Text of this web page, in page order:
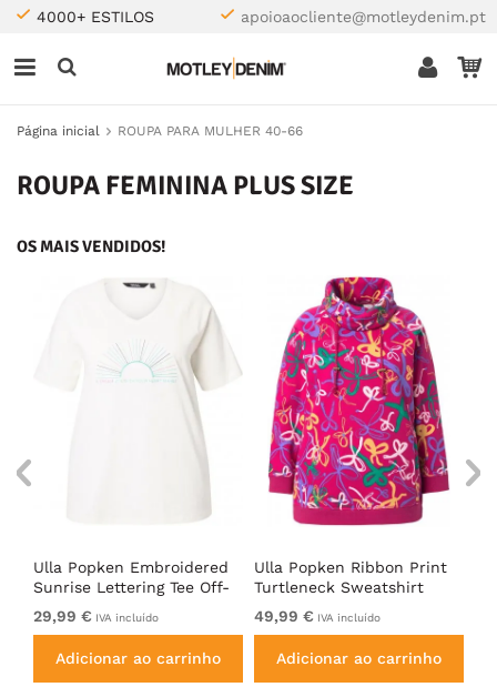
4000+ ESTILOS apoioaocliente@motleydenim.pt
Página inicial ROUPA PARA MULHER 40-66
ROUPA FEMININA PLUS SIZE
OS MAIS VENDIDOS!
Ulla Popken Embroidered
Sunrise Lettering Tee Off-
White
29,99 € IVA incluído
Adicionar ao carrinho
Ulla Popken Ribbon Print
Turtleneck Sweatshirt
Cherry Red
49,99 € IVA incluído
Adicionar ao carrinho